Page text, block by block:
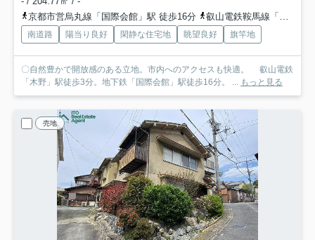
京都市営烏丸線「国際会館」駅 徒歩16分
叡山電鉄鞍馬線「木野」駅 徒歩3分
南道路 陽当り良好 閑静な住宅地 眺望良好 旗竿地
〇自然豊かで開放感のある立地。市内へのアクセスも快適。 叡山電鉄
「木野」駅徒歩3分。地下鉄「国際会館」駅徒歩16分。 ... もっと見る
売地